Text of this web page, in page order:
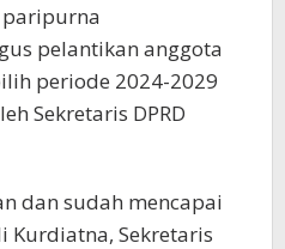
paripurna
pelantikan anggota
periode 2024-2029
Sekretaris DPRD
dan sudah mencapai
Kurdiatna, Sekretaris